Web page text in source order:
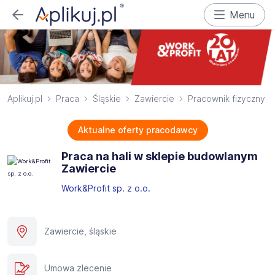
Menu
Aplikuj.pl Praca Śląskie Zawiercie Pracownik fizyczny
Aktualne oferty pracodawcy
Praca na hali w sklepie budowlanym
Zawiercie
Work&Profit sp. z o.o.
Zawiercie, śląskie
Umowa zlecenie